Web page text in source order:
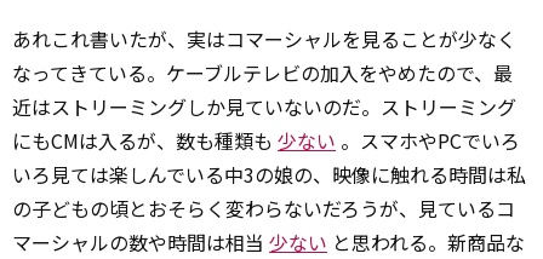
あれこれ書いたが、実はコマーシャルを見ることが少なく
なってきている。ケーブルテレビの加入をやめたので、最
近はストリーミングしか見ていないのだ。ストリーミング
にもCMは入るが、数も種類も 少ない 。スマホやPCでいろ
いろ見ては楽しんでいる中3の娘の、映像に触れる時間は私
の子どもの頃とおそらく変わらないだろうが、見ているコ
マーシャルの数や時間は相当 少ない と思われる。新商品な